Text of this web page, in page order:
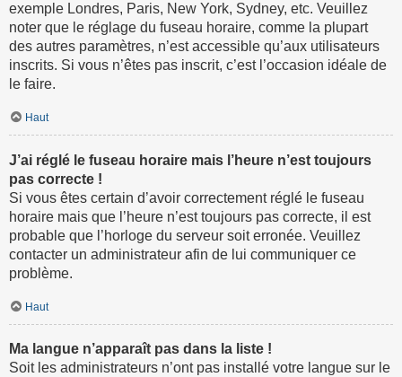
exemple Londres, Paris, New York, Sydney, etc. Veuillez
noter que le réglage du fuseau horaire, comme la plupart
des autres paramètres, n’est accessible qu’aux utilisateurs
inscrits. Si vous n’êtes pas inscrit, c’est l’occasion idéale de
le faire.
Haut
J’ai réglé le fuseau horaire mais l’heure n’est toujours
pas correcte !
Si vous êtes certain d’avoir correctement réglé le fuseau
horaire mais que l’heure n’est toujours pas correcte, il est
probable que l’horloge du serveur soit erronée. Veuillez
contacter un administrateur afin de lui communiquer ce
problème.
Haut
Ma langue n’apparaît pas dans la liste !
Soit les administrateurs n’ont pas installé votre langue sur le